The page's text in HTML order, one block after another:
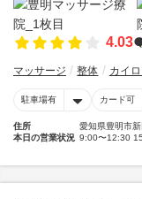
4.03
マッサージ 整体 カイ
駐車場有 カード可
住所
愛知県豊明市
本日の営業状況 9:00〜12:30